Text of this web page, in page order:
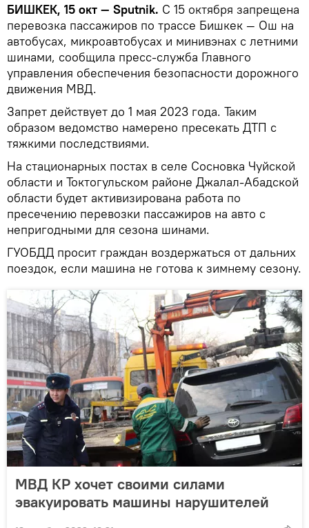
БИШКЕК, 15 окт — Sputnik. С 15 октября запрещена
перевозка пассажиров по трассе Бишкек — Ош на
автобусах, микроавтобусах и минивэнах с летними
шинами, сообщила пресс-служба Главного
управления обеспечения безопасности дорожного
движения МВД.
Запрет действует до 1 мая 2023 года. Таким
образом ведомство намерено пресекать ДТП с
тяжкими последствиями.
На стационарных постах в селе Сосновка Чуйской
области и Токтогульском районе Джалал-Абадской
области будет активизирована работа по
пресечению перевозки пассажиров на авто с
непригодными для сезона шинами.
ГУОБДД просит граждан воздержаться от дальних
поездок, если машина не готова к зимнему сезону.
МВД КР хочет своими силами
эвакуировать машины нарушителей